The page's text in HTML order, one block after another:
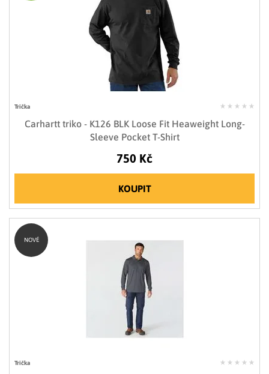
Trička
Carhartt triko - K126 BLK Loose Fit Heaweight Long-
Sleeve Pocket T-Shirt
750 Kč
KOUPIT
Trička
NOVÉ